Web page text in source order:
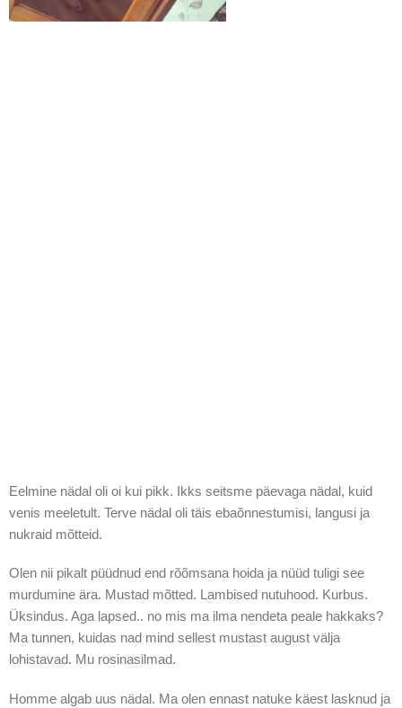
Eelmine nädal oli oi kui pikk. Ikks seitsme päevaga nädal, kuid
venis meeletult. Terve nädal oli täis ebaõnnestumisi, langusi ja
nukraid mõtteid.
Olen nii pikalt püüdnud end rõõmsana hoida ja nüüd tuligi see
murdumine ära. Mustad mõtted. Lambised nutuhood. Kurbus.
Üksindus. Aga lapsed.. no mis ma ilma nendeta peale hakkaks?
Ma tunnen, kuidas nad mind sellest mustast august välja
lohistavad. Mu rosinasilmad.
Homme algab uus nädal. Ma olen ennast natuke käest lasknud ja